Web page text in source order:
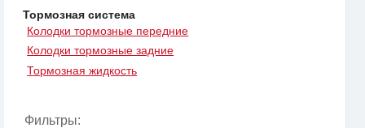
Тормозная система
Колодки тормозные передние
Колодки тормозные задние
Тормозная жидкость
Фильтры: